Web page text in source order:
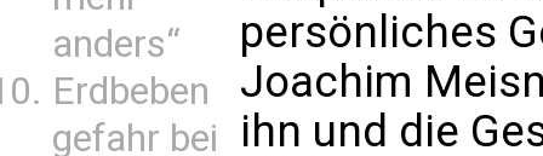
anders“
Erdbeben
gefahr bei
persönliches
Joachim
ihn und die